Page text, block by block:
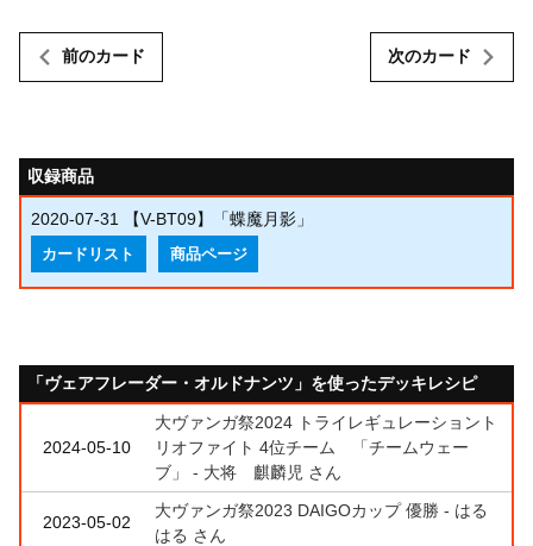
前のカード 次のカード
収録商品
2020-07-31 【V-BT09】「蝶魔月影」
カードリスト 商品ページ
「ヴェアフレーダー・オルドナンツ」を使ったデッキレシピ
2024-05-10
大ヴァンガ祭2024 トライレギュレーショント
リオファイト 4位チーム 「チームウェー
ブ」 - 大将 麒麟児 さん
2023-05-02
大ヴァンガ祭2023 DAIGOカップ 優勝 - はる
はる さん